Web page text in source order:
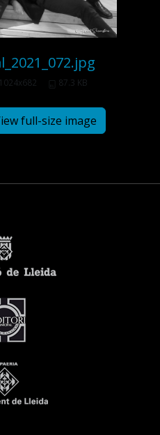
1024x682 87.3 KB
full-size image